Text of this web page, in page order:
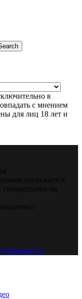
в
с мнением
для лиц 18 лет и
допускается
гиперссылки на